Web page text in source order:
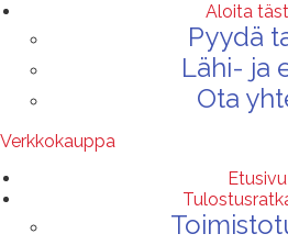
Aloita
Pyydä
Lähi- ja
Ota
Verkkokauppa
Etusivu